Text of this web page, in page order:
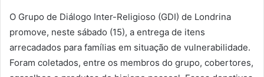
O Grupo de Diálogo Inter-Religioso (GDI) de Londrina
promove, neste sábado (15), a entrega de itens
arrecadados para famílias em situação de vulnerabilidade.
Foram coletados, entre os membros do grupo, cobertores,